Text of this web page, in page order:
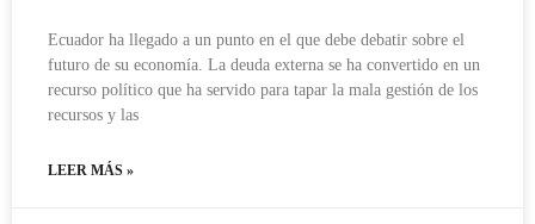
Ecuador ha llegado a un punto en el que debe debatir sobre el
futuro de su economía. La deuda externa se ha convertido en un
recurso político que ha servido para tapar la mala gestión de los
recursos y las
LEER MÁS »